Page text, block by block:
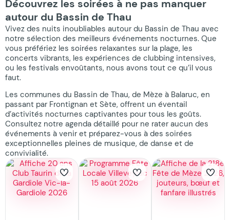
Découvrez les soirées à ne pas manquer
autour du Bassin de Thau
Vivez des nuits inoubliables autour du Bassin de Thau avec
notre sélection des meilleurs événements nocturnes. Que
vous préfériez les soirées relaxantes sur la plage, les
concerts vibrants, les expériences de clubbing intensives,
ou les festivals envoûtants, nous avons tout ce qu’il vous
faut.
Les communes du Bassin de Thau, de Mèze à Balaruc, en
passant par Frontignan et Sète, offrent un éventail
d’activités nocturnes captivantes pour tous les goûts.
Consultez notre agenda détaillé pour ne rater aucun des
événements à venir et préparez-vous à des soirées
exceptionnelles pleines de musique, de danse et de
convivialité.